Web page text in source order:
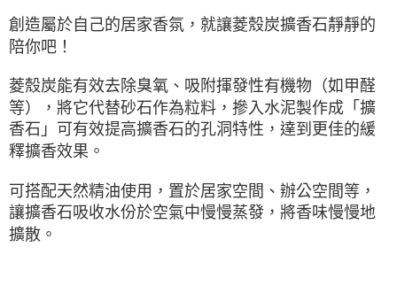
創造屬於自己的居家香氛，就讓菱殼炭擴香石靜靜的
陪你吧！
菱殼炭能有效去除臭氧、吸附揮發性有機物（如甲醛
等），將它代替砂石作為粒料，摻入水泥製作成「擴
香石」可有效提高擴香石的孔洞特性，達到更佳的緩
釋擴香效果。
可搭配天然精油使用，置於居家空間、辦公空間等，
讓擴香石吸收水份於空氣中慢慢蒸發，將香味慢慢地
擴散。